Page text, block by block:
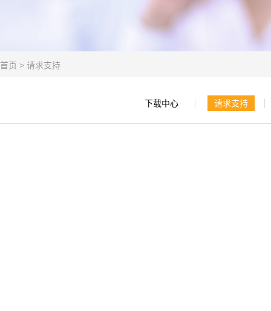
首页 > 请求支持
下载中心 请求支持